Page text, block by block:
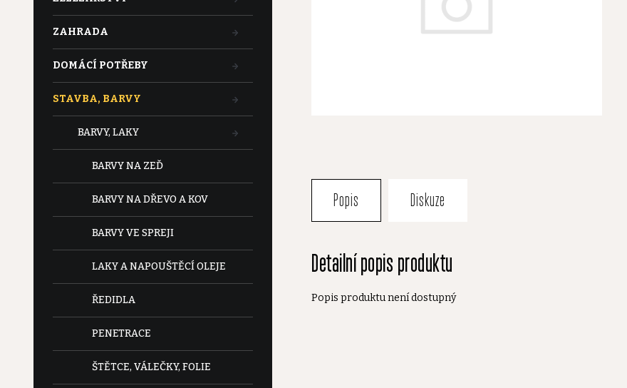
ZAHRADA
DOMÁCÍ POTŘEBY
STAVBA, BARVY
BARVY, LAKY
BARVY NA ZEĎ
BARVY NA DŘEVO A KOV
BARVY VE SPREJI
LAKY A NAPOUŠTĚCÍ OLEJE
ŘEDIDLA
PENETRACE
ŠTĚTCE, VÁLEČKY, FOLIE
Popis Diskuze
Detailní popis produktu
Popis produktu není dostupný